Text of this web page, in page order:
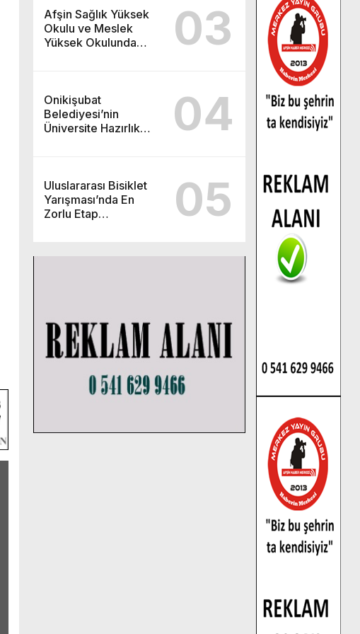
Afşin Sağlık Yüksek
Okulu ve Meslek
Yüksek Okulunda
03
Onikişubat
Belediyesi’nin
Üniversite Hazırlık
04
Uluslararası Bisiklet
Yarışması’nda En
Zorlu Etap
05